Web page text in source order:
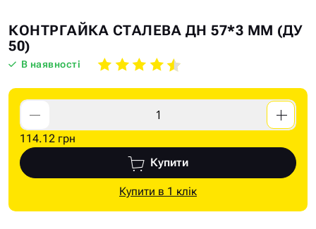
Skip
to
the
of
the
images
gallery
Skip
to
the
of
the
images
gallery
КОНТРГАЙКА СТАЛЕВА ДН 57*3 ММ (ДУ
50)
В наявності
114.12 грн
Купити
Купити в 1 клік